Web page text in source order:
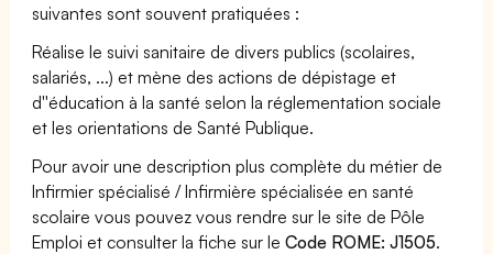
suivantes sont souvent pratiquées :
Réalise le suivi sanitaire de divers publics (scolaires,
salariés, ...) et mène des actions de dépistage et
d''éducation à la santé selon la réglementation sociale
et les orientations de Santé Publique.
Pour avoir une description plus complète du métier de
Infirmier spécialisé / Infirmière spécialisée en santé
scolaire vous pouvez vous rendre sur le site de Pôle
Emploi et consulter la fiche sur leCode ROME: J1505.